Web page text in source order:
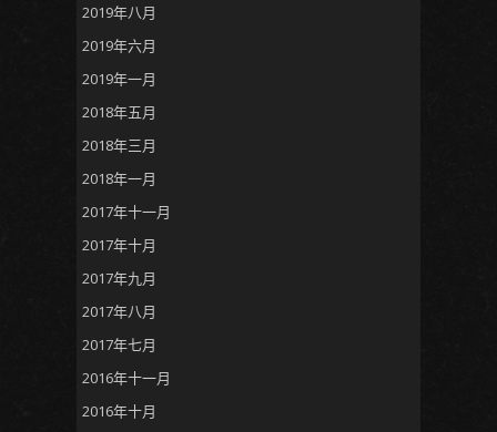
2019年八月
2019年六月
2019年一月
2018年五月
2018年三月
2018年一月
2017年十一月
2017年十月
2017年九月
2017年八月
2017年七月
2016年十一月
2016年十月